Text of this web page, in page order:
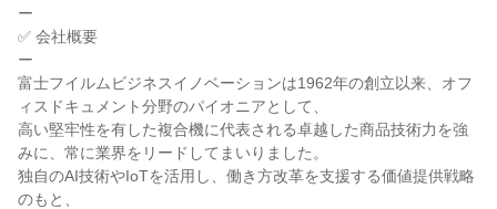
ー
✅ 会社概要
ー
富士フイルムビジネスイノベーションは1962年の創立以来、オフ
ィスドキュメント分野のパイオニアとして、
高い堅牢性を有した複合機に代表される卓越した商品技術力を強
みに、常に業界をリードしてまいりました。
独自のAI技術やIoTを活用し、働き方改革を支援する価値提供戦略
のもと、